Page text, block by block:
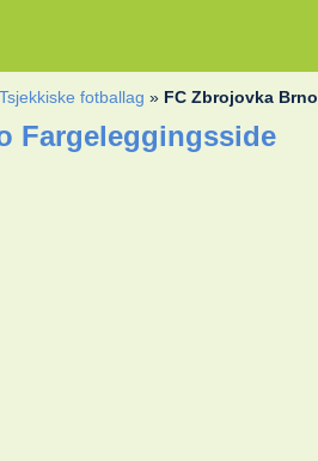
Tsjekkiske fotballag » FC Zbrojovka Brno
Fargeleggingsside